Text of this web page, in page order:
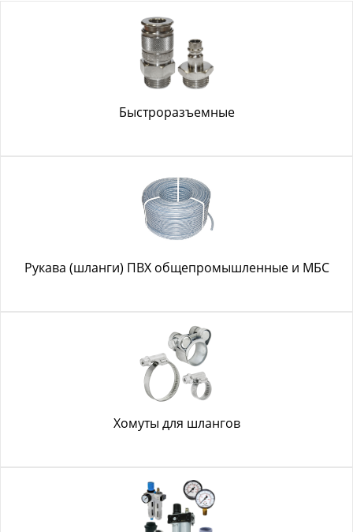
Быстроразъемные
Рукава (шланги) ПВХ общепромышленные и МБС
Хомуты для шлангов